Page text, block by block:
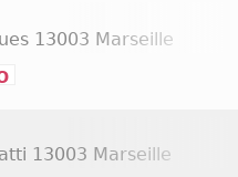
13003 Marseille
13003 Marseille